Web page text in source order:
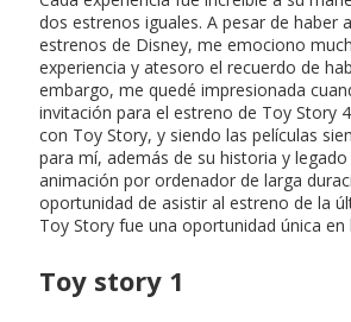
dos estrenos iguales. A pesar de haber
estrenos de Disney, me emociono
experiencia y atesoro el recuerdo de
embargo, me quedé impresionada
invitación para el estreno de Toy Story
con Toy Story, y siendo las películas
para mí, además de su historia y
animación por ordenador de larga
oportunidad de asistir al estreno de la
Toy Story fue una oportunidad única en
Toy story 1